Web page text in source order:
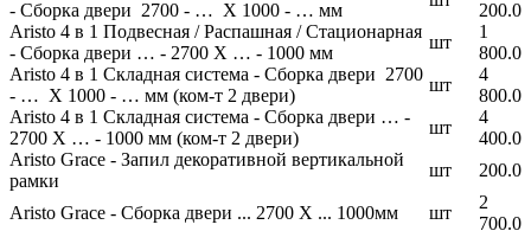
- Сборка двери 2700 - … Х 1000 - … мм
200.0
Aristo 4 в 1 Подвесная / Распашная / Стационарная
- Сборка двери … - 2700 Х … - 1000 мм
шт
1
800.0
Aristo 4 в 1 Складная система - Сборка двери 2700
- … Х 1000 - … мм (ком-т 2 двери)
шт
4
800.0
Aristo 4 в 1 Складная система - Сборка двери … -
2700 Х … - 1000 мм (ком-т 2 двери)
шт
4
400.0
Aristo Grace - Запил декоративной вертикальной
рамки
шт 200.0
Aristo Grace - Сборка двери ... 2700 Х ... 1000мм шт
2
700.0